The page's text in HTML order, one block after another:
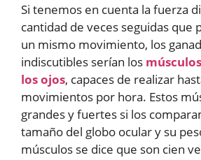
Si tenemos en cuenta la fuerza
cantidad de veces seguidas que
un mismo movimiento, los
indiscutibles serían los
los ojos, capaces de realizar
movimientos por hora. Estos
grandes y fuertes si los
tamaño del globo ocular y su
músculos se dice que son cien